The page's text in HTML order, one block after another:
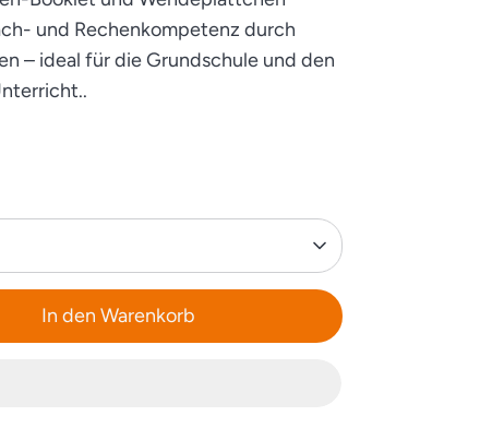
und Rechenkompetenz durch
– ideal für die Grundschule und den
In den Warenkorb